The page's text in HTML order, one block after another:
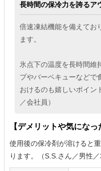
長時間の保冷力を誇るア
倍速凍結機能を備えてお
ます。
氷点下の温度を長時間維
プやバーベキューなどで
おけるのも嬉しいポイン
／会社員）
【デメリットや気になっ
使用後の保冷剤が溶けると
ります。（S.S.さん／男性／